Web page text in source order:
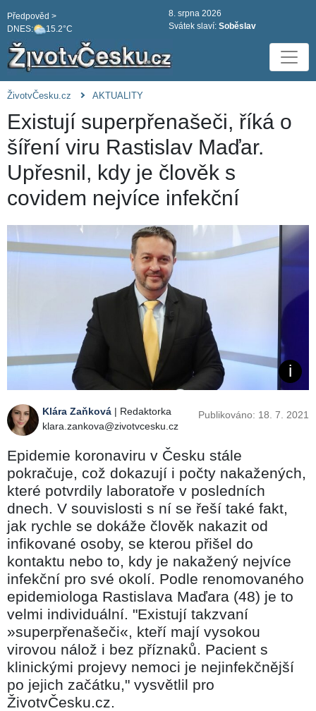
DNES: 15.2°C
Předpověd >
8. srpna 2026
Svátek slaví: Soběslav
ŽivotvČesku.cz AKTUALITY
Existují superpřenašeči, říká o
šíření viru Rastislav Maďar.
Upřesnil, kdy je člověk s
covidem nejvíce infekční
Klára Zaňková | Redaktorka
klara.zankova@zivotvcesku.cz
Publikováno: 18. 7. 2021
Epidemie koronaviru v Česku stále
pokračuje, což dokazují i počty nakažených,
které potvrdily laboratoře v posledních
dnech. V souvislosti s ní se řeší také fakt,
jak rychle se dokáže člověk nakazit od
infikované osoby, se kterou přišel do
kontaktu nebo to, kdy je nakažený nejvíce
infekční pro své okolí. Podle renomovaného
epidemiologa Rastislava Maďara (48) je to
velmi individuální. "Existují takzvaní
»superpřenašeči«, kteří mají vysokou
virovou nálož i bez příznaků. Pacient s
klinickými projevy nemoci je nejinfekčnější
po jejich začátku," vysvětlil pro
ŽivotvČesku.cz.